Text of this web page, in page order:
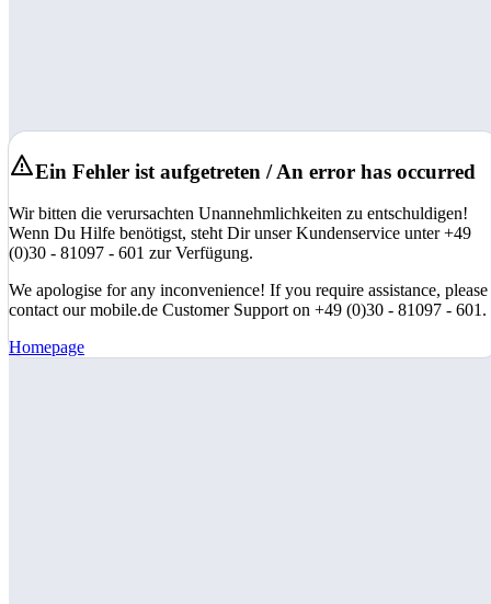
Ein Fehler ist aufgetreten / An error has occurred
Wir bitten die verursachten Unannehmlichkeiten zu entschuldigen!
Wenn Du Hilfe benötigst, steht Dir unser Kundenservice unter +49
(0)30 - 81097 - 601 zur Verfügung.
We apologise for any inconvenience! If you require assistance, please
contact our mobile.de Customer Support on +49 (0)30 - 81097 - 601.
Homepage